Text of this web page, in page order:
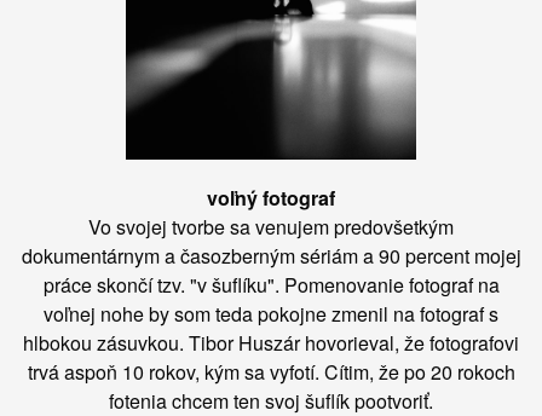
voľný fotograf
Vo svojej tvorbe sa venujem predovšetkým
dokumentárnym a časozberným sériám a 90 percent mojej
práce skončí tzv. "v šuflíku". Pomenovanie fotograf na
voľnej nohe by som teda pokojne zmenil na fotograf s
hlbokou zásuvkou. Tibor Huszár hovorieval, že fotografovi
trvá aspoň 10 rokov, kým sa vyfotí. Cítim, že po 20 rokoch
fotenia chcem ten svoj šuflík pootvoriť.